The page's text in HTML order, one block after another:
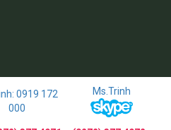
0919 172
000
Ms.Trinh